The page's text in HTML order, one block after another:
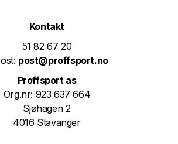
Kontakt
51 82 67 20
post@proffsport.no
Proffsport as
Org.nr: 923 637 664
Sjøhagen 2
4016 Stavanger